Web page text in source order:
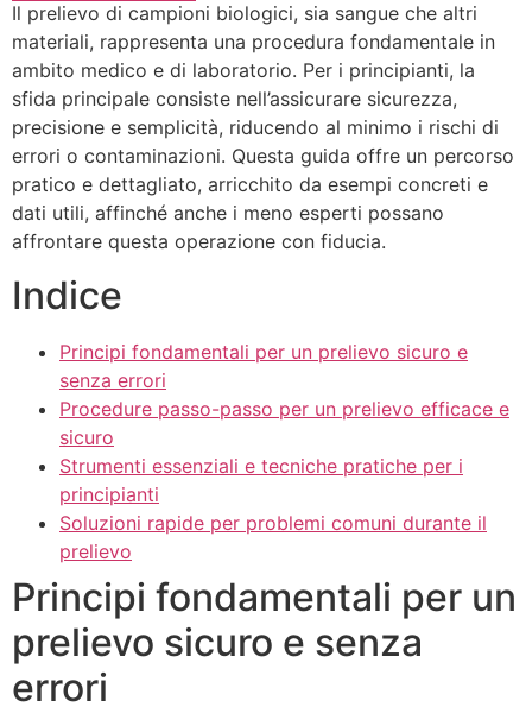
Il prelievo di campioni biologici, sia sangue che altri
materiali, rappresenta una procedura fondamentale in
ambito medico e di laboratorio. Per i principianti, la
sfida principale consiste nell’assicurare sicurezza,
precisione e semplicità, riducendo al minimo i rischi di
errori o contaminazioni. Questa guida offre un percorso
pratico e dettagliato, arricchito da esempi concreti e
dati utili, affinché anche i meno esperti possano
affrontare questa operazione con fiducia.
Indice
Principi fondamentali per un prelievo sicuro e
senza errori
Procedure passo-passo per un prelievo efficace e
sicuro
Strumenti essenziali e tecniche pratiche per i
principianti
Soluzioni rapide per problemi comuni durante il
prelievo
Principi fondamentali per un
prelievo sicuro e senza
errori